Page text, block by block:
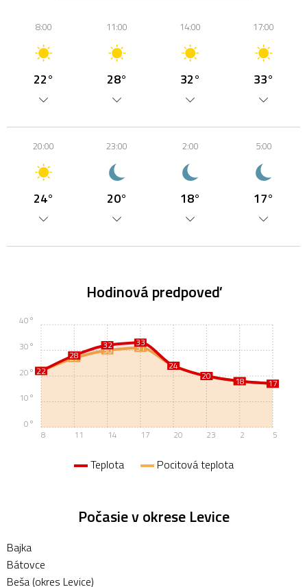
8:00
22°
11:00
28°
14:00
32°
17:00
33°
20:00
24°
23:00
20°
2:00
18°
5:00
17°
Hodinová predpoveď
22
27
30
31
24
20 18 17
22
28
32
33
24
20 18 17
8 11 14 17 20 23 2 5
0°
10°
20°
30°
40°
Teplota Pocitová teplota
Počasie v okrese Levice
Bajka
Bátovce
Beša (okres Levice)